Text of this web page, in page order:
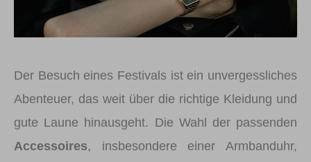
Der Besuch eines Festivals ist ein unvergessliches
Abenteuer, das weit über die richtige Kleidung und
gute Laune hinausgeht. Die Wahl der passenden
Accessoires, insbesondere einer Armbanduhr,